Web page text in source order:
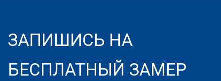
ЗАПИШИСЬ НА
БЕСПЛАТНЫЙ ЗАМЕР